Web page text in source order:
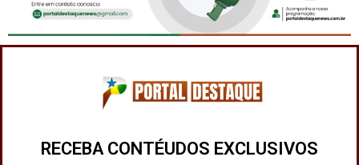
RECEBA CONTÉUDOS EXCLUSIVOS